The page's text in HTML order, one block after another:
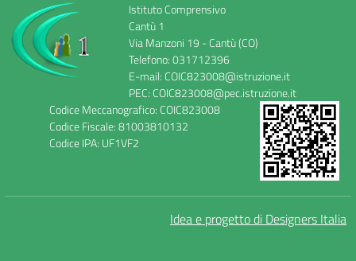
Istituto Comprensivo
Cantù 1
Via Manzoni 19 - Cantù (CO)
Telefono: 031712396
E-mail: COIC823008@istruzione.it
PEC: COIC823008@pec.istruzione.it
Codice Meccanografico: COIC823008
Codice Fiscale: 81003810132
Codice IPA: UF1VF2
Idea e progetto di Designers Italia